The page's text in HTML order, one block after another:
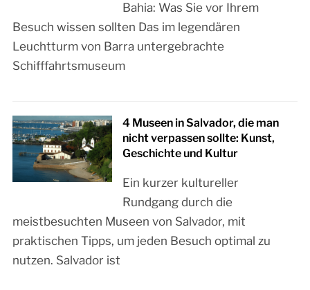
Bahia: Was Sie vor Ihrem
Besuch wissen sollten Das im legendären
Leuchtturm von Barra untergebrachte
Schifffahrtsmuseum
4 Museen in Salvador, die man
nicht verpassen sollte: Kunst,
Geschichte und Kultur
Ein kurzer kultureller
Rundgang durch die
meistbesuchten Museen von Salvador, mit
praktischen Tipps, um jeden Besuch optimal zu
nutzen. Salvador ist